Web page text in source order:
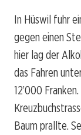
In Hüswil fuhr
gegen einen
hier lag der
das Fahren
12’000
Baum prallte.